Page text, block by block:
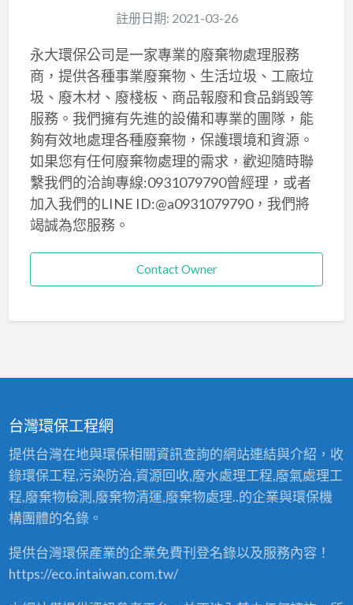
註册日期: 2021-03-26
永大環保公司是一家專業的廢棄物處理服務
商，提供各種事業廢棄物、生活垃圾、工廠垃
圾、廢木材、廢棧板、商品報廢和食品銷毀等
服務。我們擁有先進的設備和專業的團隊，能
夠有效地處理各種廢棄物，保護環境和資源。
如果您有任何廢棄物處理的需求，歡迎隨時聯
繫我們的洽詢專線:0931079790曾經理，或者
加入我們的LINE ID:@a0931079790，我們將
竭誠為您服務。
Contact Owner
台灣環保工程網
提供台灣在地與環保相關資訊查詢的網站連結與介紹，收
錄環保工程,污染防治,資源回收,廢水處理工程,廢氣處理工
程,廢棄物檢測,廢棄物清運,廢棄物處理..的企業與環保機
構團體的名錄。
提供台灣環保產業的企業免費刊登名錄以及服務內容！
https://eco.intaiwan.com.tw/